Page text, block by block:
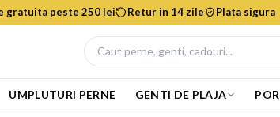
gratuita peste 250 lei Retur in 14 zile Plata sigura
UMPLUTURI PERNE GENTI DE PLAJA